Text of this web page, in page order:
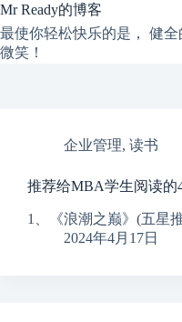
跳
过
内
容
Mr Ready的博客
最使你轻松快乐的是， 健
微笑！
企业管理, 读书
推荐给MBA学生阅读的
1、《浪潮之巅》(五星
2024年4月17日